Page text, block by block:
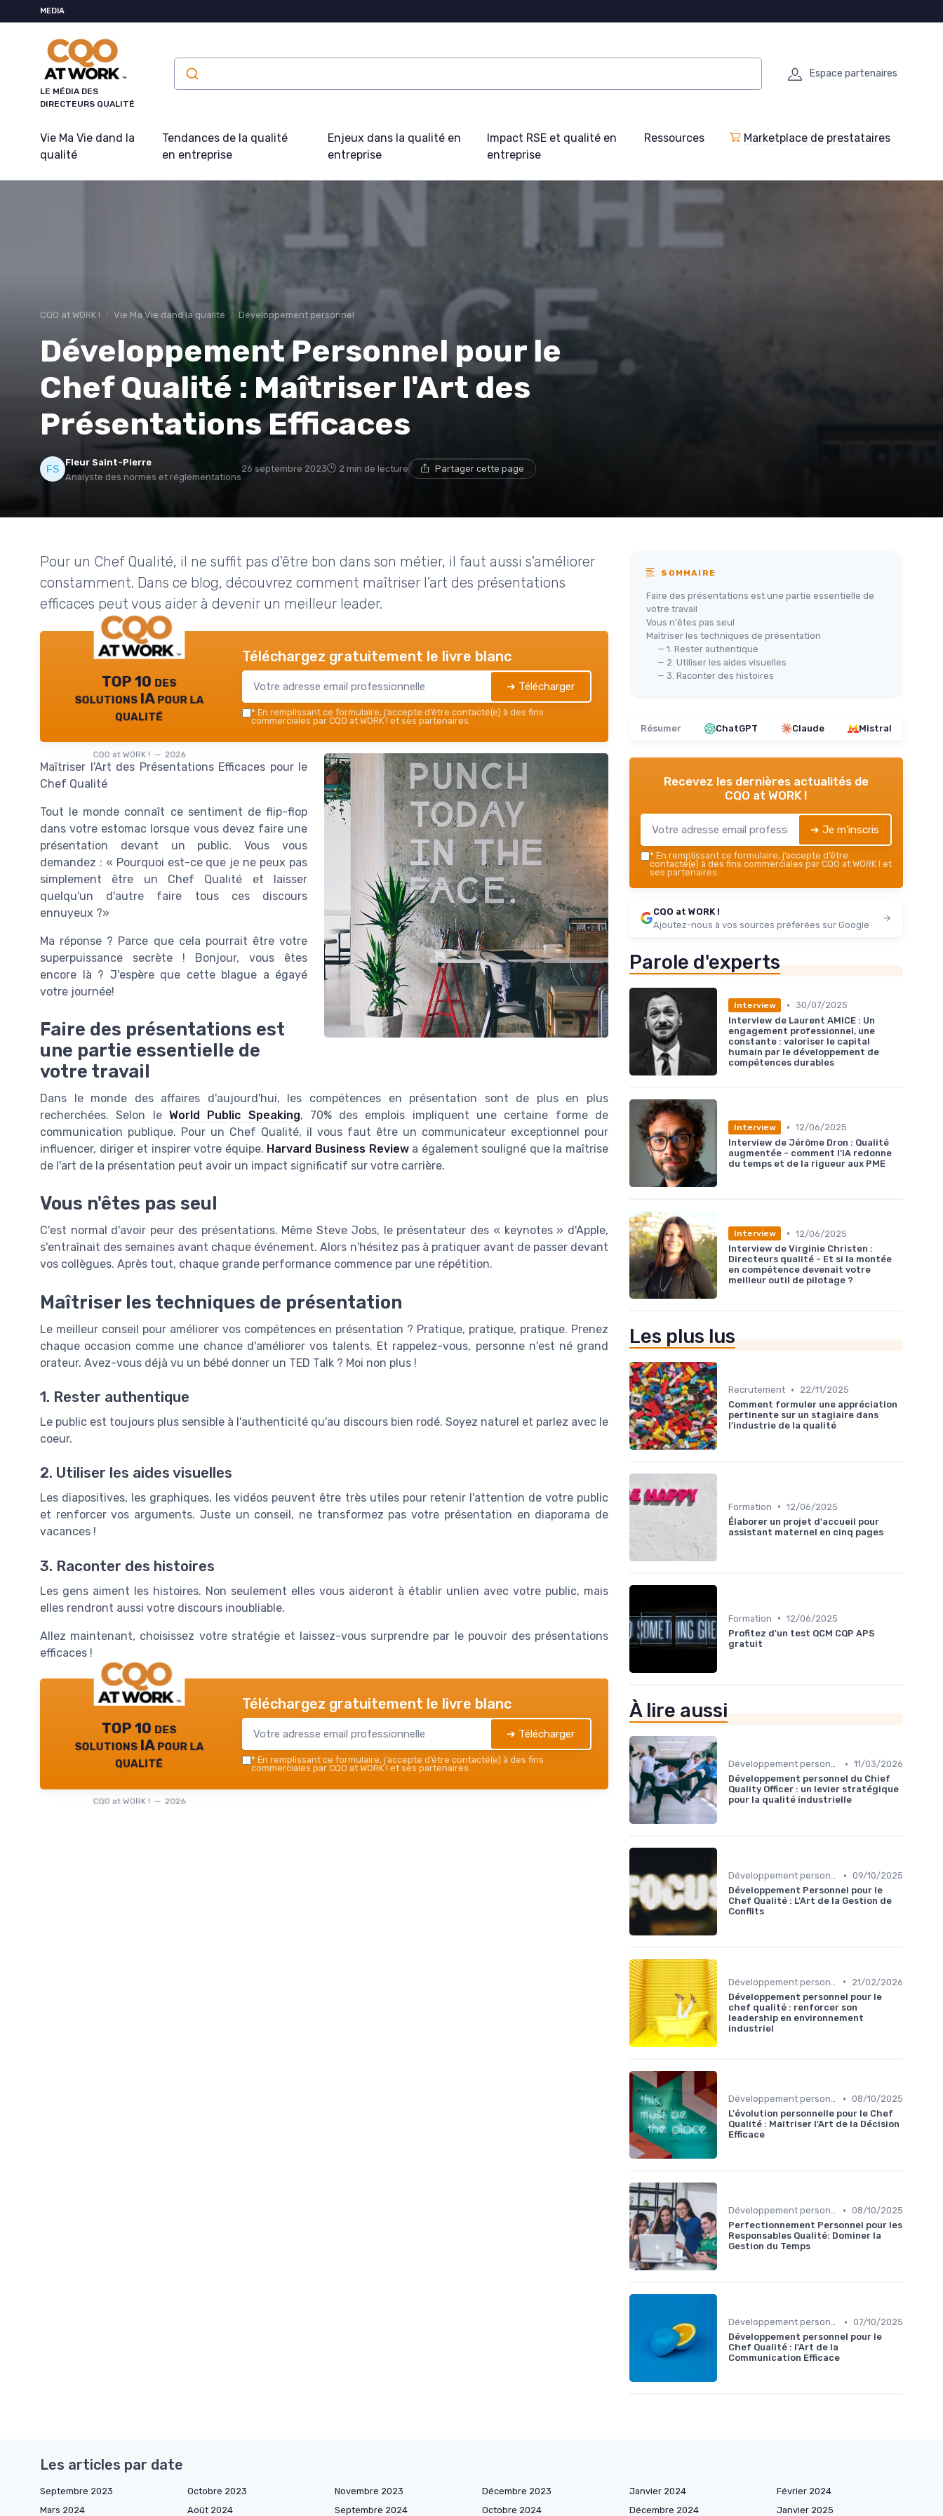
MEDIA
LE MÉDIA DES
DIRECTEURS QUALITÉ
Espace partenaires
Vie Ma Vie dand la
qualité
Tendances de la qualité
en entreprise
Enjeux dans la qualité en
entreprise
Impact RSE et qualité en
entreprise
Ressources Marketplace de prestataires
CQO at WORK ! Vie Ma Vie dand la qualité Développement personnel
Développement Personnel pour le
Chef Qualité : Maîtriser l'Art des
Présentations Efficaces
Fleur Saint-Pierre
Analyste des normes et réglementations
26 septembre 2023 2 min de lecture Partager cette page
Pour un Chef Qualité, il ne suffit pas d'être bon dans son métier, il faut aussi s'améliorer
constamment. Dans ce blog, découvrez comment maîtriser l'art des présentations
efficaces peut vous aider à devenir un meilleur leader.
TOP 10 des
solutions IA pour la
qualité
CQO at WORK ! — 2026
Téléchargez gratuitement le livre blanc
➔ Télécharger
* En remplissant ce formulaire, j’accepte d’être contacté(e) à des fins
commerciales par CQO at WORK ! et ses partenaires.
Maîtriser l'Art des Présentations Efficaces pour le
Chef Qualité
Tout le monde connaît ce sentiment de flip-flop
dans votre estomac lorsque vous devez faire une
présentation devant un public. Vous vous
demandez : « Pourquoi est-ce que je ne peux pas
simplement être un Chef Qualité et laisser
quelqu'un d'autre faire tous ces discours
ennuyeux ?»
Ma réponse ? Parce que cela pourrait être votre
superpuissance secrète ! Bonjour, vous êtes
encore là ? J'espère que cette blague a égayé
votre journée!
Faire des présentations est
une partie essentielle de
votre travail
Dans le monde des affaires d'aujourd'hui, les compétences en présentation sont de plus en plus
recherchées. Selon le World Public Speaking, 70% des emplois impliquent une certaine forme de
communication publique. Pour un Chef Qualité, il vous faut être un communicateur exceptionnel pour
influencer, diriger et inspirer votre équipe. Harvard Business Reviewa également souligné que la maîtrise
de l'art de la présentation peut avoir un impact significatif sur votre carrière.
Vous n'êtes pas seul
C'est normal d'avoir peur des présentations. Même Steve Jobs, le présentateur des « keynotes » d'Apple,
s'entraînait des semaines avant chaque événement. Alors n'hésitez pas à pratiquer avant de passer devant
vos collègues. Après tout, chaque grande performance commence par une répétition.
Maîtriser les techniques de présentation
Le meilleur conseil pour améliorer vos compétences en présentation ? Pratique, pratique, pratique. Prenez
chaque occasion comme une chance d'améliorer vos talents. Et rappelez-vous, personne n'est né grand
orateur. Avez-vous déjà vu un bébé donner un TED Talk ? Moi non plus !
1. Rester authentique
Le public est toujours plus sensible à l'authenticité qu'au discours bien rodé. Soyez naturel et parlez avec le
coeur.
2. Utiliser les aides visuelles
Les diapositives, les graphiques, les vidéos peuvent être très utiles pour retenir l'attention de votre public
et renforcer vos arguments. Juste un conseil, ne transformez pas votre présentation en diaporama de
vacances !
3. Raconter des histoires
Les gens aiment les histoires. Non seulement elles vous aideront à établir unlien avec votre public, mais
elles rendront aussi votre discours inoubliable.
Allez maintenant, choisissez votre stratégie et laissez-vous surprendre par le pouvoir des présentations
efficaces !
TOP 10 des
solutions IA pour la
qualité
CQO at WORK ! — 2026
Téléchargez gratuitement le livre blanc
➔ Télécharger
* En remplissant ce formulaire, j’accepte d’être contacté(e) à des fins
commerciales par CQO at WORK ! et ses partenaires.
SOMMAIRE
Faire des présentations est une partie essentielle de
votre travail
Vous n'êtes pas seul
Maîtriser les techniques de présentation
— 1. Rester authentique
— 2. Utiliser les aides visuelles
— 3. Raconter des histoires
Résumer ChatGPT Claude Mistral
Recevez les dernières actualités de
CQO at WORK !
➔ Je m'inscris
* En remplissant ce formulaire, j’accepte d’être
contacté(e) à des fins commerciales par CQO at WORK ! et
ses partenaires.
CQO at WORK !
Ajoutez-nous à vos sources préférées sur Google
Parole d'experts
Interview • 30/07/2025
Interview de Laurent AMICE : Un
engagement professionnel, une
constante : valoriser le capital
humain par le développement de
compétences durables
Interview • 12/06/2025
Interview de Jérôme Dron : Qualité
augmentée - comment l’IA redonne
du temps et de la rigueur aux PME
Interview • 12/06/2025
Interview de Virginie Christen :
Directeurs qualité - Et si la montée
en compétence devenait votre
meilleur outil de pilotage ?
Les plus lus
Recrutement •
22/11/2025
Comment formuler une appréciation
pertinente sur un stagiaire dans
l’industrie de la qualité
Formation • 12/06/2025
Élaborer un projet d'accueil pour
assistant maternel en cinq pages
Formation • 12/06/2025
Profitez d'un test QCM CQP APS
gratuit
À lire aussi
Développement personnel • 11/03/2026
Développement personnel du Chief
Quality Officer : un levier stratégique
pour la qualité industrielle
Développement personnel • 09/10/2025
Développement Personnel pour le
Chef Qualité : L'Art de la Gestion de
Conflits
•
21/02/2026
Développement personnel pour le
chef qualité : renforcer son
leadership en environnement
industriel
Développement personnel • 08/10/2025
L'évolution personnelle pour le Chef
Qualité : Maîtriser l'Art de la Décision
Efficace
Développement personnel • 08/10/2025
Perfectionnement Personnel pour les
Responsables Qualité: Dominer la
Gestion du Temps
Développement personnel • 07/10/2025
Développement personnel pour le
Chef Qualité : l'Art de la
Communication Efficace
Les articles par date
Septembre 2023 Octobre 2023 Novembre 2023 Décembre 2023 Janvier 2024
Février 2024
Mars 2024
Août 2024 Septembre 2024 Octobre 2024 Décembre 2024 Janvier 2025
Panneau de gestion des cookies